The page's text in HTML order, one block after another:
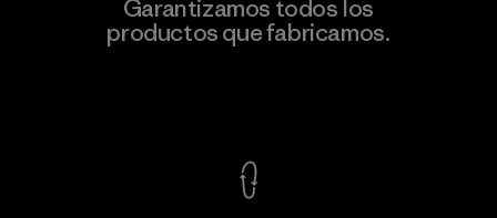
Material-supplier
Garantizamos todos los
productos que fabricamos.